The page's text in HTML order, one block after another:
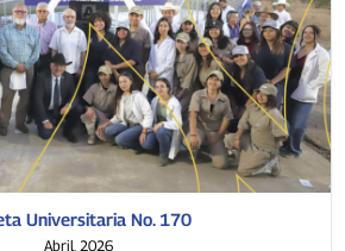
Universitaria No. 170
Abril, 2026